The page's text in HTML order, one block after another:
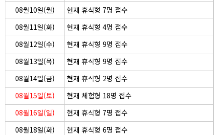
08월10일(월)
현재 휴식형 7명 접수
08월11일(화)
현재 휴식형 4명 접수
08월12일(수)
현재 휴식형 9명 접수
08월13일(목)
현재 휴식형 9명 접수
08월14일(금)
현재 휴식형 2명 접수
08월15일(토)
현재 체험형 18명 접수
08월16일(일)
현재 휴식형 7명 접수
08월18일(화)
현재 휴식형 6명 접수